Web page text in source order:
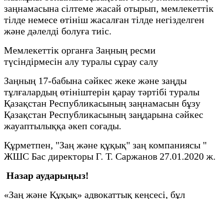
заңнамасына сілтеме жасай отырып, мемлекеттік
тілде немесе өтініш жасалған тілде негізделген
және дәлелді болуға тиіс.
Мемлекеттік органға Заңның ресми
түсіндірмесін алу туралы сұрау салу
Заңның 17-бабына сәйкес жеке және заңды
тұлғалардың өтініштерін қарау тәртібі туралы
Қазақстан Республикасының заңнамасын бұзу
Қазақстан Республикасының заңдарына сәйкес
жауаптылыққа әкеп соғады.
Құрметпен, "Заң және құқық" заң компаниясы "
ЖШС Бас директоры Г. Т. Саржанов 27.01.2020 ж.
Назар аударыңыз!
«Заң және Құқық» адвокаттық кеңсесі, бұл